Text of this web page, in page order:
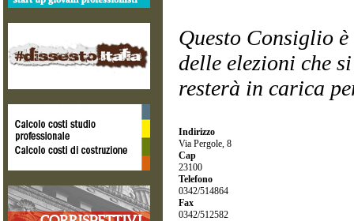
Questo Consiglio
delle elezioni che
resterà in carica
Indirizzo
Via Pergole, 8
Cap
23100
Telefono
0342/514864
Fax
0342/512582